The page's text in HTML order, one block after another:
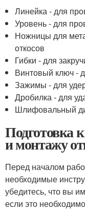
Линейка - для
Уровень - для
Ножницы для
откосов
Гибки - для
Винтовый ключ -
Зажимы - для
Дробилка - для
Шлифовальный
Подготовка
и монтажу
Перед началом
необходимые
убедитесь, что вы
если это